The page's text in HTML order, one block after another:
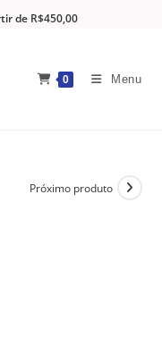
de R$450,00
0 Menu
Próximo produto